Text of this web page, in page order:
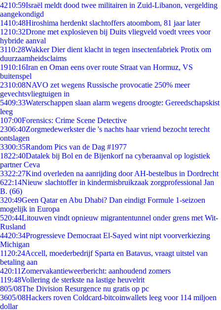
4210:59Israël meldt dood twee militairen in Zuid-Libanon, vergelding
aangekondigd
1410:48Hiroshima herdenkt slachtoffers atoombom, 81 jaar later
1210:32Drone met explosieven bij Duits vliegveld voedt vrees voor
hybride aanval
3110:28Wakker Dier dient klacht in tegen insectenfabriek Protix om
duurzaamheidsclaims
1910:16Iran en Oman eens over route Straat van Hormuz, VS
buitenspel
2310:08NAVO zet wegens Russische provocatie 250% meer
gevechtsvliegtuigen in
5409:33Waterschappen slaan alarm wegens droogte: Gereedschapskist
leeg
107:00Forensics: Crime Scene Detective
2306:40Zorgmedewerkster die 's nachts haar vriend bezocht terecht
ontslagen
3300:35Random Pics van de Dag #1977
1822:40Datalek bij Bol en de Bijenkorf na cyberaanval op logistiek
partner Ceva
3322:27Kind overleden na aanrijding door AH-bestelbus in Dordrecht
622:14Nieuw slachtoffer in kindermisbruikzaak zorgprofessional Jan
B. (66)
320:49Geen Qatar en Abu Dhabi? Dan eindigt Formule 1-seizoen
mogelijk in Europa
520:44Litouwen vindt opnieuw migrantentunnel onder grens met Wit-
Rusland
4420:34Progressieve Democraat El-Sayed wint nipt voorverkiezing
Michigan
11 20:24Accell, moederbedrijf Sparta en Batavus, vraagt uitstel van
betaling aan
420:11 Zomervakantieweerbericht: aanhoudend zomers
119:48Vollering de sterkste na lastige heuvelrit
805/08The Division Resurgence nu gratis op pc
3605/08Hackers roven Coldcard-bitcoinwallets leeg voor 114 miljoen
dollar